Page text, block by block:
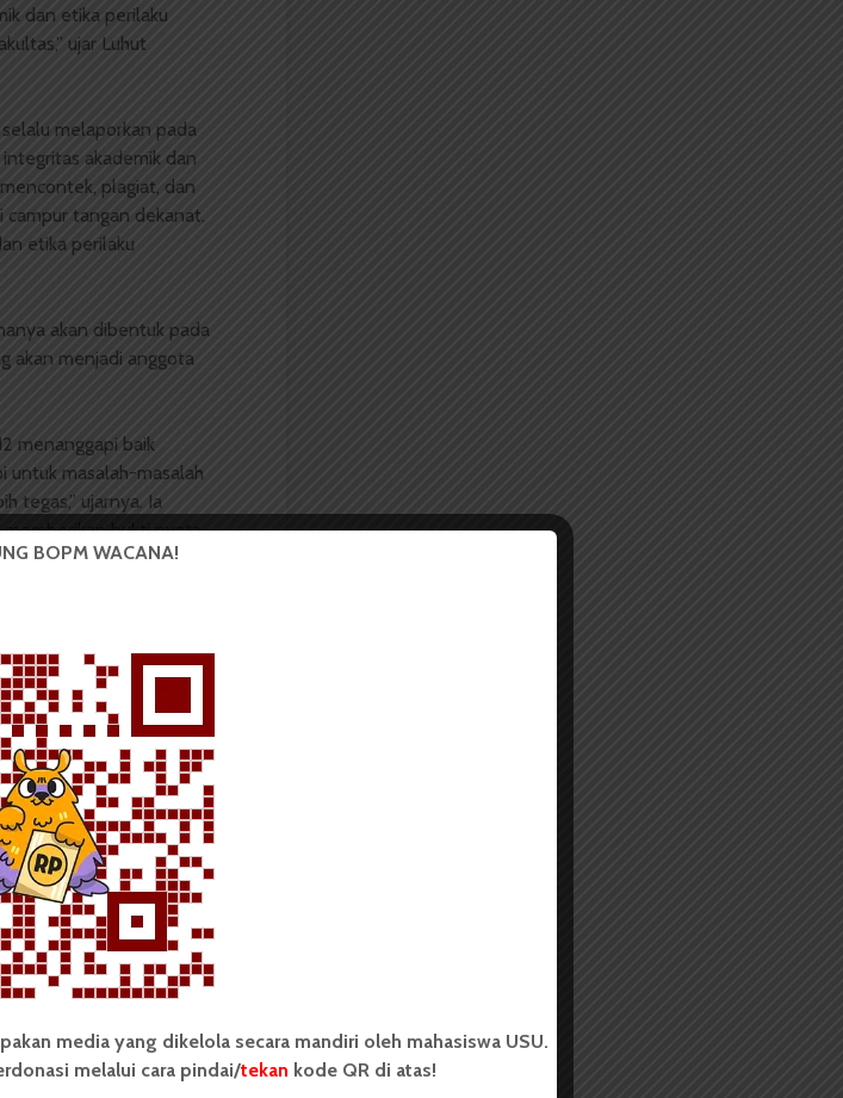
dan etika perilaku
ujar Luhut
melaporkan pada
akademik dan
plagiat, dan
tangan dekanat.
etika perilaku
akan dibentuk pada
akan menjadi anggota
menanggapi baik
untuk masalah-masalah
tegas,” ujarnya. Ia
bukti nyata
Lovenny Ester Gultom
merupakan pers
secara mandiri oleh
BOPM WACANA!
media yang dikelola secara mandiri oleh mahasiswa USU.
melalui cara pindai/tekan kode QR di atas!